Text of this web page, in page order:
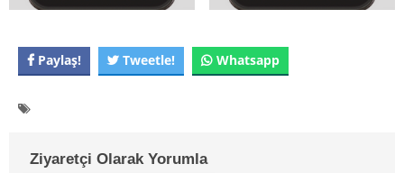
Paylaş! Tweetle! Whatsapp
Ziyaretçi Olarak Yorumla